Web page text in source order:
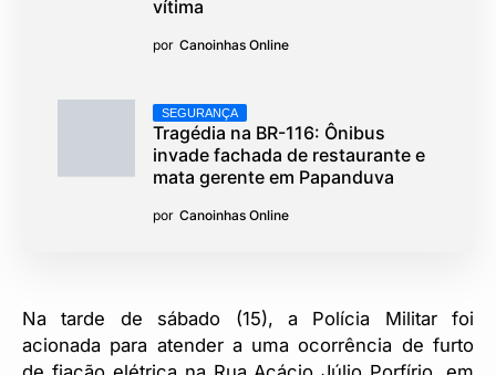
vítima
por Canoinhas Online
SEGURANÇA
Tragédia na BR-116: Ônibus
invade fachada de restaurante e
mata gerente em Papanduva
por Canoinhas Online
Na tarde de sábado (15), a Polícia Militar foi
acionada para atender a uma ocorrência de furto